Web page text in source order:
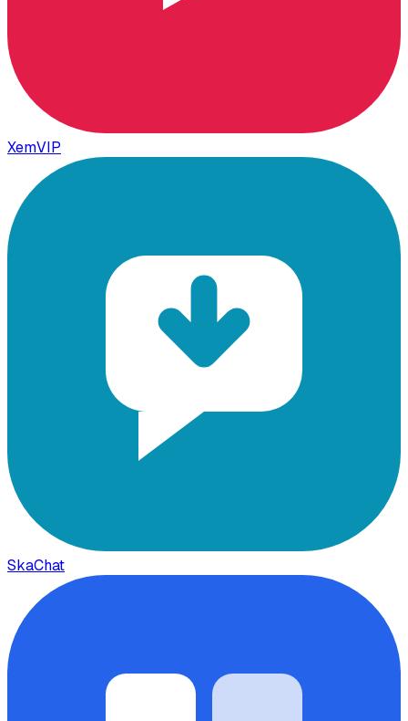
XemVIP
SkaChat